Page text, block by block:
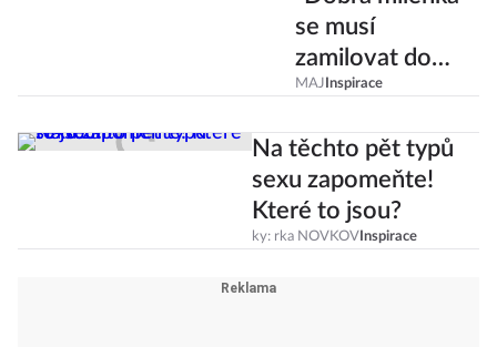
se musí
zamilovat do
penisu," říká
Poupětová
MAJ Inspirace
Na těchto pět typů
sexu zapomeňte!
Které to jsou?
ky: rka NOVKOV Inspirace